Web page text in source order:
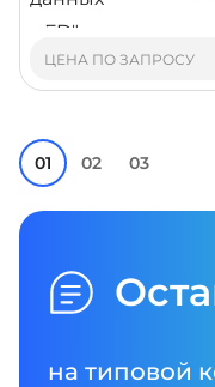
ЦЕНА ПО ЗАПРОСУ
01 02 03
на типовой